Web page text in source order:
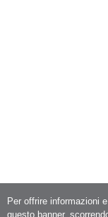
Per offrire informazioni
questo banner,